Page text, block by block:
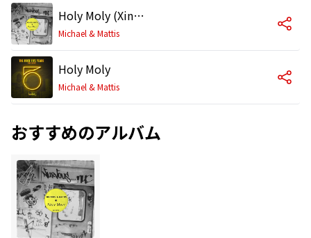
Holy Moly (Xinobi Remix)
Michael & Mattis
Holy Moly
Michael & Mattis
おすすめのアルバム